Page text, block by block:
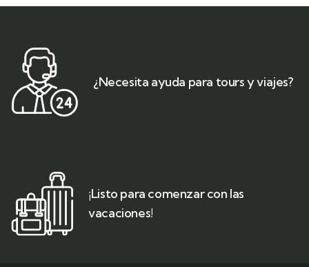
¿Necesita ayuda para tours y viajes?
¡Listo para comenzar con las
vacaciones!